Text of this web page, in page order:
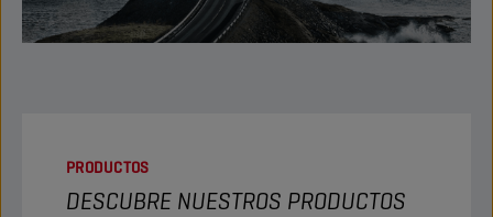
PRODUCTOS
DESCUBRE NUESTROS PRODUCTOS